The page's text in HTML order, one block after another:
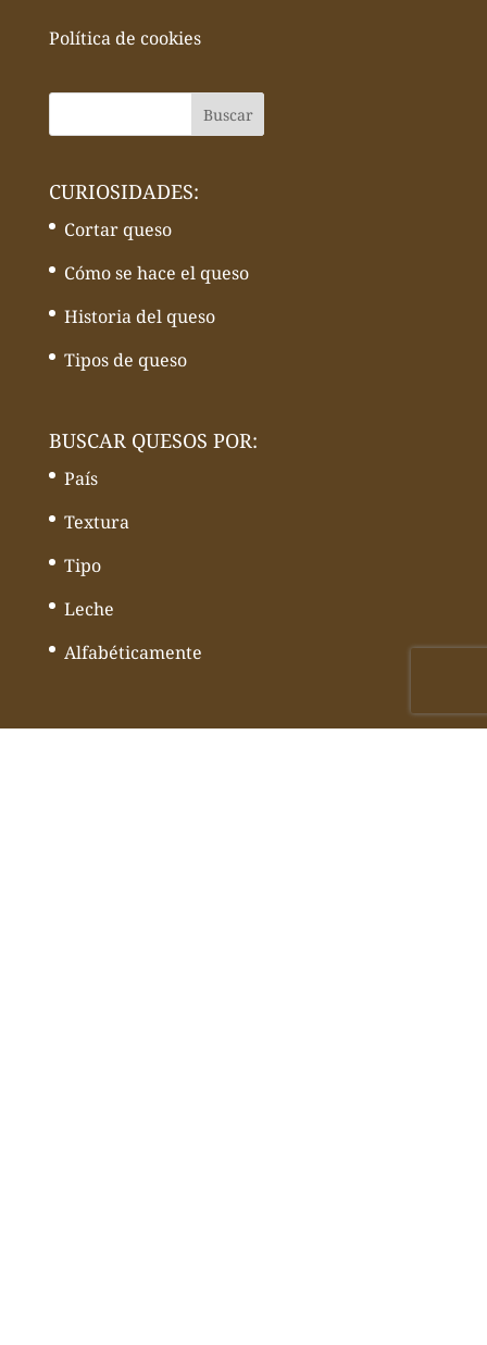
Política de cookies
CURIOSIDADES:
Cortar queso
Cómo se hace el queso
Historia del queso
Tipos de queso
BUSCAR QUESOS POR:
País
Textura
Tipo
Leche
Alfabéticamente